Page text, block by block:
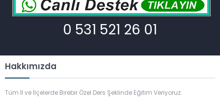
0 531 521 26 01
Hakkımızda
Tüm İl ve İlçelerde Birebir Özel Ders Şeklinde Eğitim Veriyoruz.